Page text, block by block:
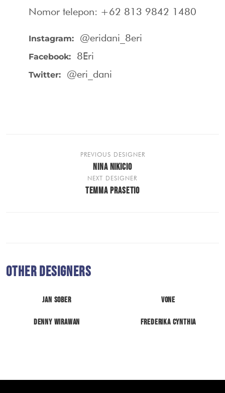
Nomor telepon: +62 813 9842 1480
Instagram: @eridani_8eri
Facebook: 8Eri
Twitter: @eri_dani
PREVIOUS DESIGNER
NINA NIKICIO
NEXT DESIGNER
TEMMA PRASETIO
Other Designers
Jan Sober VONE
Denny Wirawan Frederika Cynthia